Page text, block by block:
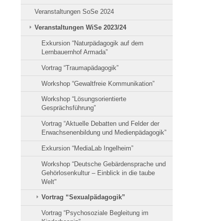
Veranstaltungen SoSe 2024
Veranstaltungen WiSe 2023/24
Exkursion “Naturpädagogik auf dem
Lernbauernhof Armada”
Vortrag “Traumapädagogik”
Workshop “Gewaltfreie Kommunikation”
Workshop “Lösungsorientierte
Gesprächsführung”
Vortrag “Aktuelle Debatten und Felder der
Erwachsenenbildung und Medienpädagogik”
Exkursion “MediaLab Ingelheim”
Workshop “Deutsche Gebärdensprache und
Gehörlosenkultur – Einblick in die taube
Welt"
Vortrag “Sexualpädagogik”
Vortrag “Psychosoziale Begleitung im